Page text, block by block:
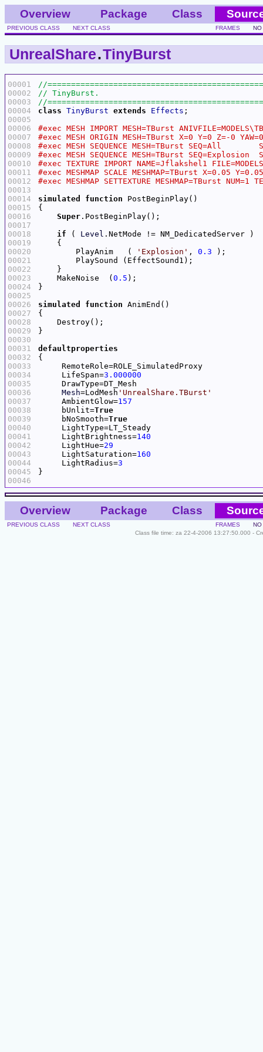
Overview Package Class
PREVIOUS CLASS NEXT CLASS FRAMES NO
UnrealShare.TinyBurst
00001
00002
00003
00004
00005
00006
00007
00008
00009
00010
00011
00012
00013
00014
00015
00016
00017
00018
00019
00020
00021
00022
00023
00024
00025
00026
00027
00028
00029
00030
00031
00032
00033
00034
00035
00036
00037
00038
00039
00040
00041
00042
00043
00044
00045
00046
class TinyBurst extends Effects
simulated function
Super
if ( Level
        PlayAnim   (
'Explosion' , 0.3
    MakeNoise  (
0.5
simulated
function
defaultproperties
     LifeSpan=
3.000000
Mesh=LodMesh 'UnrealShare.TBurst'
     AmbientGlow=
157
     bUnlit=
True
     bNoSmooth=
True
     LightBrightness=
140
     LightHue=
29
     LightSaturation=
160
     LightRadius=
3
Overview Package Class
PREVIOUS CLASS NEXT CLASS FRAMES
NO
Class file time: za 22-4-2006 13:27:50.000 -